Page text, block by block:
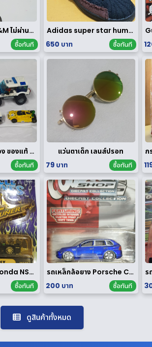
เข็มขัด หนังแท้ H&M ไม่ผ่านการใช้งาน
ซื้อทันที
Adidas super star human race limited edition
650 บาท
ซื้อทันที
Lego City มือสอง ของแท้ ได้ทั้งหมดตามรูป
ซื้อทันที
แว่นตาเด็ก เลนส์ปรอท
79 บาท
ซื้อทันที
รถเหล็กล้อยาง Honda NSX 1/64 ของ rare
ซื้อทันที
รถเหล็กล้อยาง Porsche Cayenne Turbo 1/64
200 บาท
ซื้อทันที
ดูสินค้าทั้งหมด